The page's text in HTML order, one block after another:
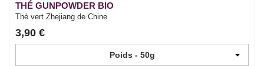
THÉ GUNPOWDER BIO
Thé vert Zhejiang de Chine
3,90 €